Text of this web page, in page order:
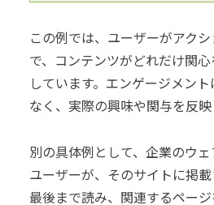
この例では、ユーザーがアク
で、コンテンツがどれだけ関
しています。エンゲージメン
なく、実際の興味や関与を反映
別の具体例として、企業のウ
ユーザーが、そのサイトに掲
最後まで読み、関連するペー